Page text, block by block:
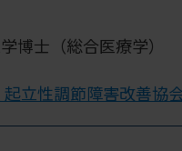
博士（総合医療学）
立性調節障害改善協